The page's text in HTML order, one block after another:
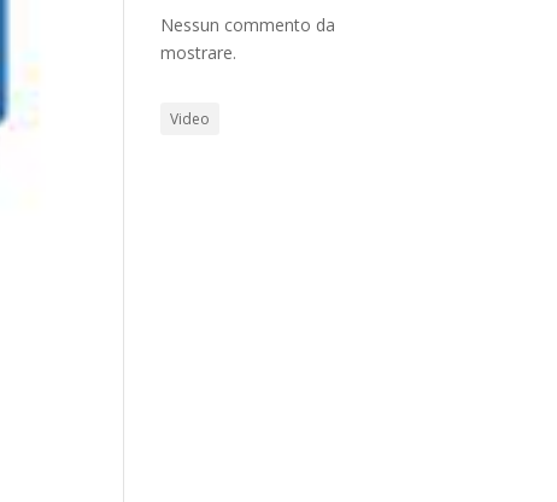
Nessun commento da
mostrare.
Video